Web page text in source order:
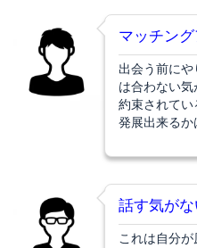
マッチン
出会う前にや
は合わない
約束されてい
発展出来るか
話す気が
これは自分